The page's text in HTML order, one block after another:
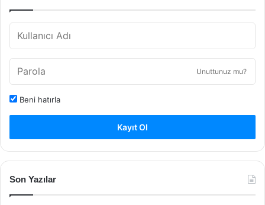
Unuttunuz mu?
Beni hatırla
Kayıt Ol
Son Yazılar